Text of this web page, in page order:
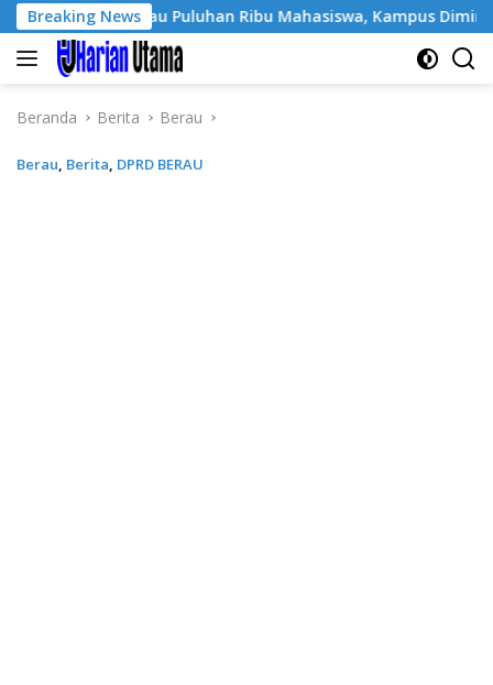
Langsung
ke
konten
Breaking News
Jangkau Puluhan Ribu Mahasiswa, Kampus Diminta Lebih
Beranda Berita Berau
Berau, Berita, DPRD BERAU